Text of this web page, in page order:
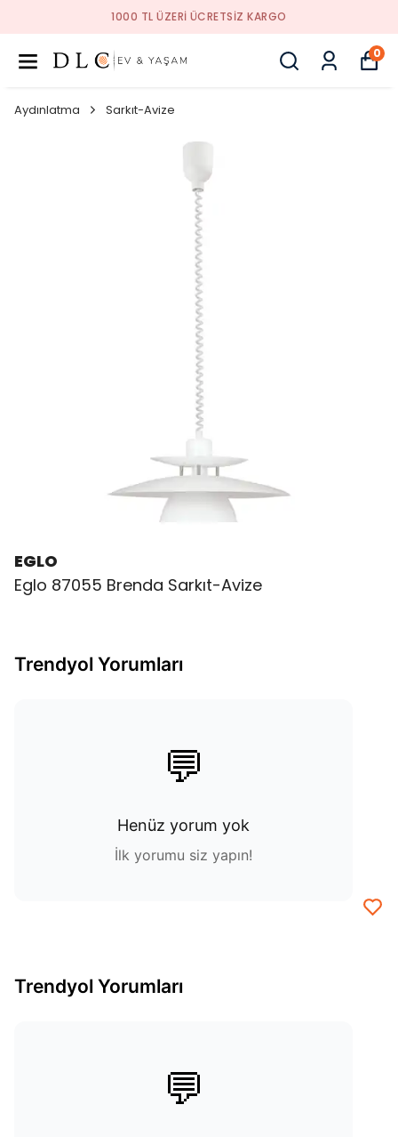
1000 TL ÜZERI ÜCRETSIZ KARGO
0
Aydınlatma Sarkıt-Avize
EGLO
Eglo 87055 Brenda Sarkıt-Avize
Trendyol Yorumları
💬
Henüz yorum yok
İlk yorumu siz yapın!
Trendyol Yorumları
💬